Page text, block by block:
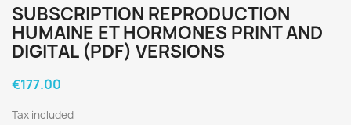
SUBSCRIPTION REPRODUCTION
HUMAINE ET HORMONES PRINT AND
DIGITAL (PDF) VERSIONS
€177.00
Tax included